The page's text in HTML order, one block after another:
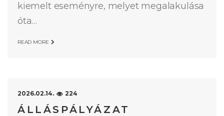
kiemelt eseményre, melyet megalakulása
óta…
READ MORE
2026.02.14. 224
ÁLLÁSPÁLYÁZAT